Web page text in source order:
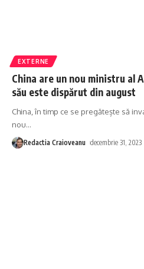
EXTERNE
China are un nou ministru al
său este dispărut din august
China, în timp ce se pregătește să
nou…
Redactia Craioveanu decembrie 31, 2023